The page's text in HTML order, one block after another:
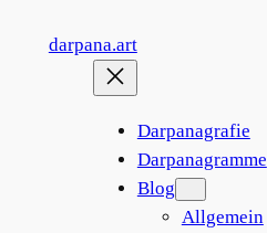
Inhaltdarpana.art
Darpanagrafie
Darpanagramme
Blog
Allgemein